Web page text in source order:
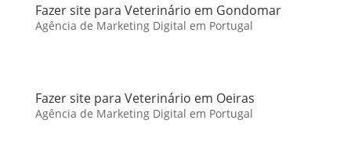
Fazer site para Veterinário em Gondomar
Agência de Marketing Digital em Portugal
Fazer site para Veterinário em Oeiras
Agência de Marketing Digital em Portugal